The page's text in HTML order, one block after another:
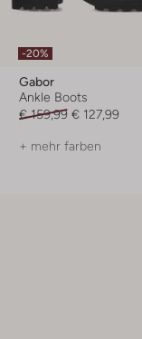
-20%
Gabor
Ankle Boots
€ 159,99 € 127,99
+ mehr farben